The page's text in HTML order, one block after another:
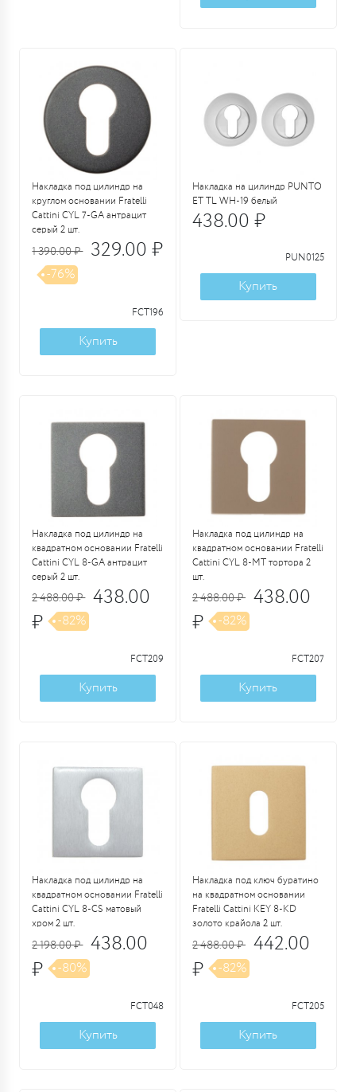
Накладка под цилиндр на
круглом основании Fratelli
Cattini CYL 7-GA антрацит
серый 2 шт.
1 390.00 ₽ 329.00 ₽
-76%
FCT196
Купить
Накладка на цилиндр PUNTO
ET TL WH-19 белый
438.00 ₽
PUN0125
Купить
Накладка под цилиндр на
квадратном основании Fratelli
Cattini CYL 8-GA антрацит
серый 2 шт.
2 488.00 ₽ 438.00
₽
-82%
FCT209
Купить
Накладка под цилиндр на
квадратном основании Fratelli
Cattini CYL 8-MT тортора 2
шт.
2 488.00 ₽ 438.00
₽
-82%
FCT207
Купить
Накладка под цилиндр на
квадратном основании Fratelli
Cattini CYL 8-CS матовый
хром 2 шт.
2 198.00 ₽ 438.00
₽
-80%
FCT048
Купить
Накладка под ключ буратино
на квадратном основании
Fratelli Cattini KEY 8-KD
золото крайола 2 шт.
2 488.00 ₽ 442.00
₽
-82%
FCT205
Купить